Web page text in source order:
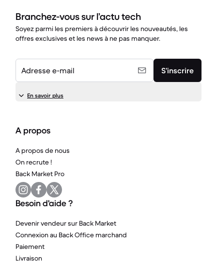
Branchez-vous sur l’actu tech
Soyez parmi les premiers à découvrir les nouveautés, les
offres exclusives et les news à ne pas manquer.
Adresse e-mail S’inscrire
En savoir plus
A propos
A propos de nous
On recrute !
Back Market Pro
Besoin d'aide ?
Devenir vendeur sur Back Market
Connexion au Back Office marchand
Paiement
Livraison